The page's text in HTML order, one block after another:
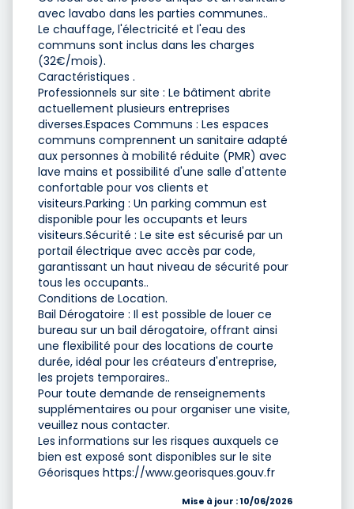
avec lavabo dans les parties communes..
Le chauffage, l'électricité et l'eau des
communs sont inclus dans les charges
(32€/mois).
Caractéristiques .
Professionnels sur site : Le bâtiment abrite
actuellement plusieurs entreprises
diverses.Espaces Communs : Les espaces
communs comprennent un sanitaire adapté
aux personnes à mobilité réduite (PMR) avec
lave mains et possibilité d'une salle d'attente
confortable pour vos clients et
visiteurs.Parking : Un parking commun est
disponible pour les occupants et leurs
visiteurs.Sécurité : Le site est sécurisé par un
portail électrique avec accès par code,
garantissant un haut niveau de sécurité pour
tous les occupants..
Conditions de Location.
Bail Dérogatoire : Il est possible de louer ce
bureau sur un bail dérogatoire, offrant ainsi
une flexibilité pour des locations de courte
durée, idéal pour les créateurs d'entreprise,
les projets temporaires..
Pour toute demande de renseignements
supplémentaires ou pour organiser une visite,
veuillez nous contacter.
Les informations sur les risques auxquels ce
bien est exposé sont disponibles sur le site
Géorisques https://www.georisques.gouv.fr
Mise à jour : 10/06/2026